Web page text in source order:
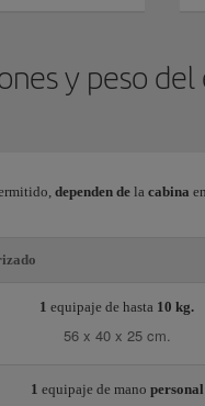
y peso
dependen de la cabina
1 equipaje de hasta 10 kg.
56 x 40 x 25 cm.
1 equipaje de mano personal